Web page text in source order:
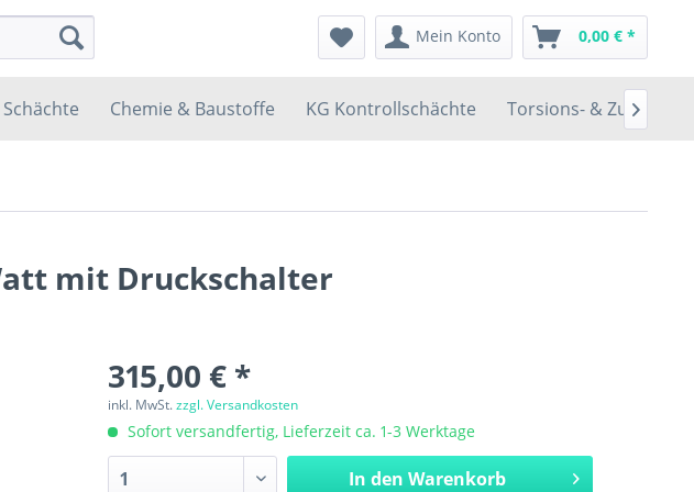
Mein Konto 0,00 € *
Chemie & Baustoffe KG Kontrollschächte Torsions- & Zugfedern

mit Druckschalter
315,00 € *
inkl. MwSt.zzgl. Versandkosten
Sofort versandfertig, Lieferzeit ca. 1-3 Werktage
In den Warenkorb